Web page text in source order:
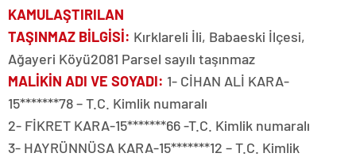
KAMULAŞTIRILAN
TAŞINMAZ BİLGİSİ: Kırklareli İli, Babaeski İlçesi,
Ağayeri Köyü2081 Parsel sayılı taşınmaz
MALİKİN ADI VE SOYADI: 1- CİHAN ALİ KARA-
15*******78 – T.C. Kimlik numaralı
2- FİKRET KARA-15*******66 -T.C. Kimlik numaralı
3- HAYRÜNNÜSA KARA-15*******12 – T.C. Kimlik